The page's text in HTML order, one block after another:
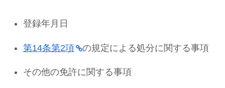
登録年月日
第14条第2項 の規定による処分に関する事項
その他の免許に関する事項